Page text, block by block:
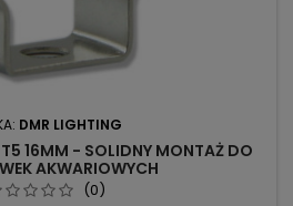
DMR LIGHTING
16MM - SOLIDNY MONTAŻ DO
AKWARIOWYCH
(0)